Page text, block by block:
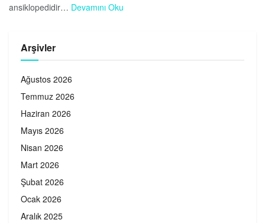
ansiklopedidir… Devamını Oku
Arşivler
Ağustos 2026
Temmuz 2026
Haziran 2026
Mayıs 2026
Nisan 2026
Mart 2026
Şubat 2026
Ocak 2026
Aralık 2025